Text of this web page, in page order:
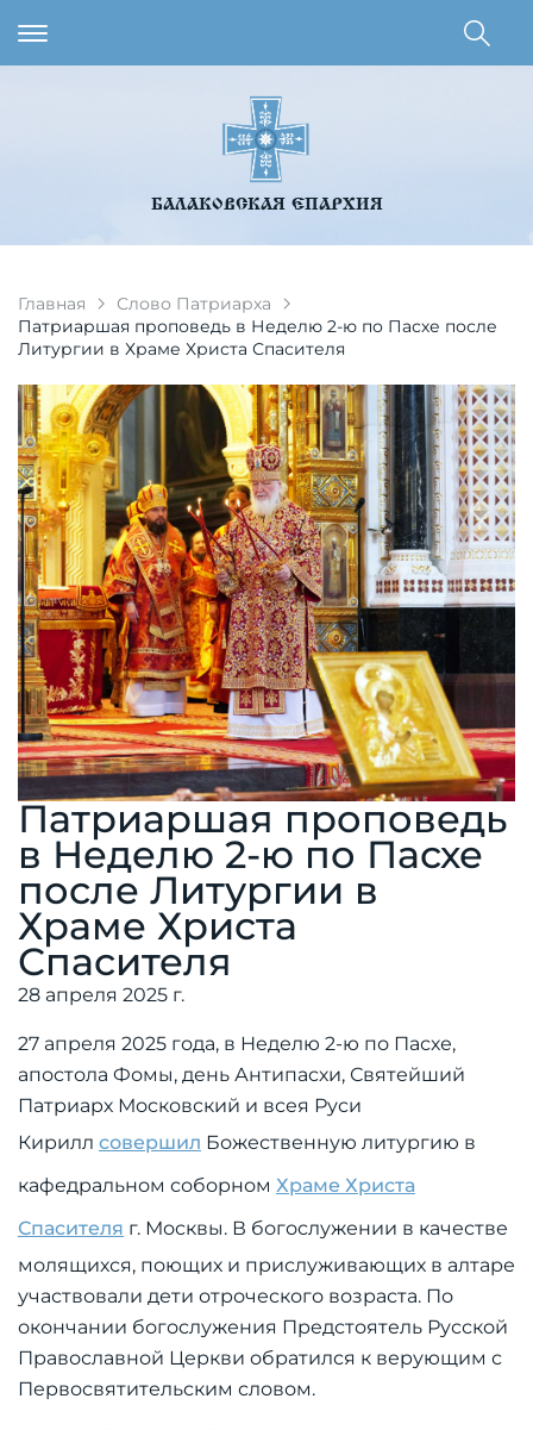
БАЛАКОВСКАЯ ЕПАРХИЯ
Главная
Слово Патриарха
Патриаршая проповедь в Неделю 2-ю по Пасхе после
Литургии в Храме Христа Спасителя
Патриаршая проповедь
в Неделю 2-ю по Пасхе
после Литургии в
Храме Христа
Спасителя
28 апреля 2025 г.
27 апреля 2025 года, в Неделю 2-ю по Пасхе,
апостола Фомы, день Антипасхи, Святейший
Патриарх Московский и всея Руси
Кирилл совершил Божественную литургию в
кафедральном соборном Храме Христа
Спасителя г. Москвы. В богослужении в качестве
молящихся, поющих и прислуживающих в алтаре
участвовали дети отроческого возраста. По
окончании богослужения Предстоятель Русской
Православной Церкви обратился к верующим с
Первосвятительским словом.